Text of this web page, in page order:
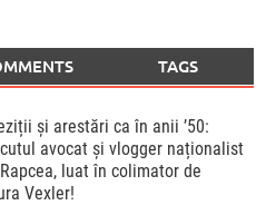
TAGS
și arestări ca în anii ’50:
avocat și vlogger naționalist
luat în colimator de
Vexler!